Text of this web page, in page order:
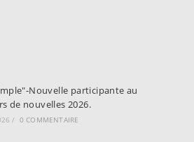
Nouvelle participante au
de nouvelles 2026.
/ 0 COMMENTAIRE